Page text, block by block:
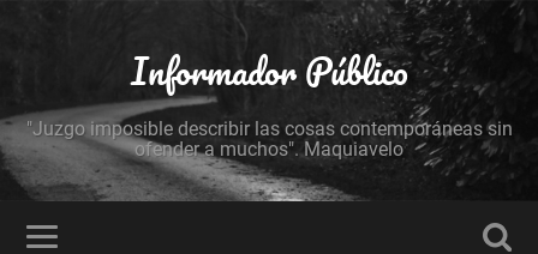
Informador Público
"Juzgo imposible describir las cosas contemporáneas sin
ofender a muchos". Maquiavelo